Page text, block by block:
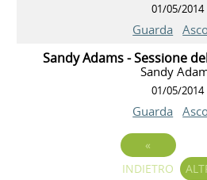
01/05/2014
Guarda
Sandy Adams - Sessione
Sandy
01/05/2014
Guarda
«
INDIETRO